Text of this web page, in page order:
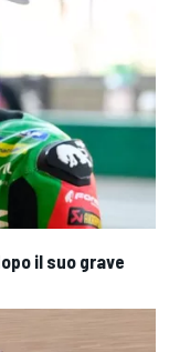
il suo grave